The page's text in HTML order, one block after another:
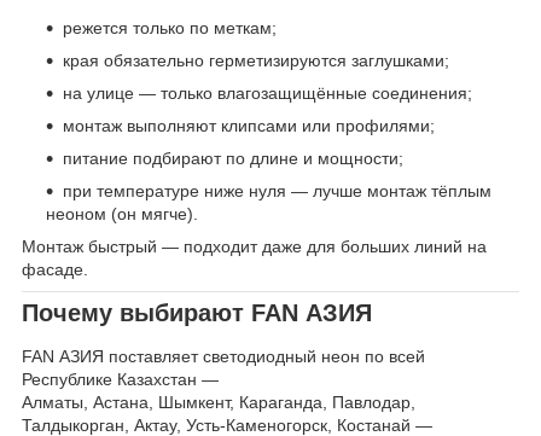
режется только по меткам;
края обязательно герметизируются заглушками;
на улице — только влагозащищённые соединения;
монтаж выполняют клипсами или профилями;
питание подбирают по длине и мощности;
при температуре ниже нуля — лучше монтаж тёплым
неоном (он мягче).
Монтаж быстрый — подходит даже для больших линий на
фасаде.
Почему выбирают FAN АЗИЯ
FAN АЗИЯ поставляет светодиодный неон по всей
Республике Казахстан —
Алматы, Астана, Шымкент, Караганда, Павлодар,
Талдыкорган, Актау, Усть-Каменогорск, Костанай —